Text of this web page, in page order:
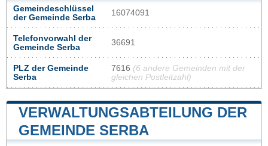
Gemeindeschlüssel
der Gemeinde Serba
16074091
Telefonvorwahl der
Gemeinde Serba
36691
PLZ der Gemeinde
Serba
7616 (6 andere Gemeinden mit der
gleichen Postleitzahl)
VERWALTUNGSABTEILUNG DER
GEMEINDE SERBA